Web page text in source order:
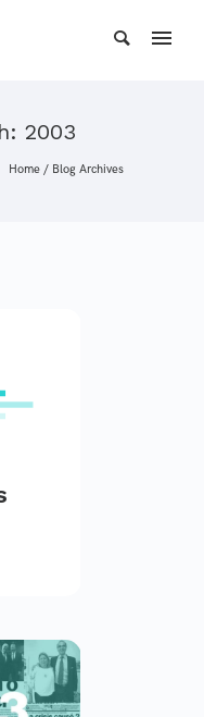
2003
Home / Blog Archives